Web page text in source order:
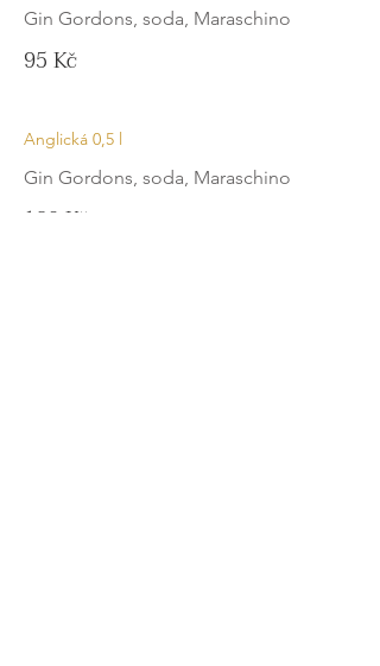
Gin Gordons, soda, Maraschino
95 Kč
Anglická 0,5 l
Gin Gordons, soda, Maraschino
180 Kč